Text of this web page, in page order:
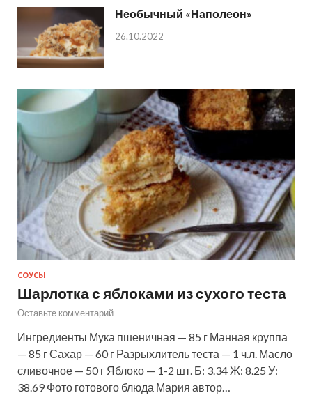
Необычный «Наполеон»
26.10.2022
СОУСЫ
Шарлотка с яблоками из сухого теста
Оставьте комментарий
Ингредиенты Мука пшеничная — 85 г Манная круппа
— 85 г Сахар — 60 г Разрыхлитель теста — 1 ч.л. Масло
сливочное — 50 г Яблоко — 1-2 шт. Б: 3.34 Ж: 8.25 У:
38.69 Фото готового блюда Мария автор…